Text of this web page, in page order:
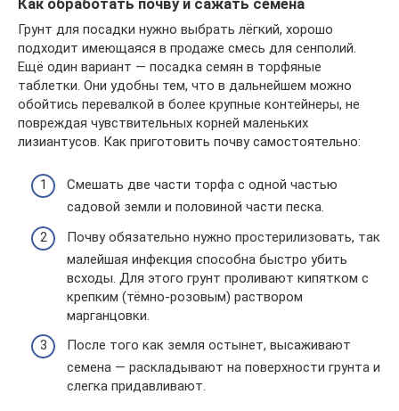
Как обработать почву и сажать семена
Грунт для посадки нужно выбрать лёгкий, хорошо
подходит имеющаяся в продаже смесь для сенполий.
Ещё один вариант — посадка семян в торфяные
таблетки. Они удобны тем, что в дальнейшем можно
обойтись перевалкой в более крупные контейнеры, не
повреждая чувствительных корней маленьких
лизиантусов. Как приготовить почву самостоятельно:
Смешать две части торфа с одной частью
садовой земли и половиной части песка.
Почву обязательно нужно простерилизовать, так
малейшая инфекция способна быстро убить
всходы. Для этого грунт проливают кипятком с
крепким (тёмно-розовым) раствором
марганцовки.
После того как земля остынет, высаживают
семена — раскладывают на поверхности грунта и
слегка придавливают.